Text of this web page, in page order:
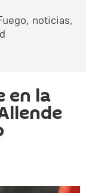
noticias,
en la